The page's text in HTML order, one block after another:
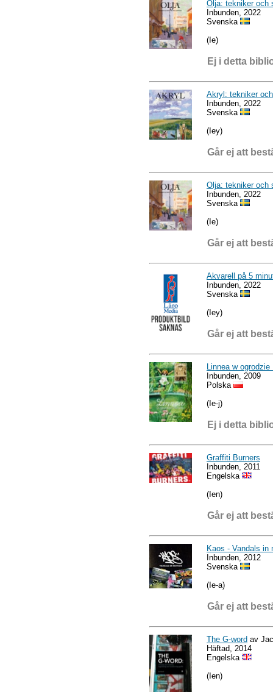
Olja: tekniker och
Inbunden, 2022
Svenska
(Ie)
Ej i detta
Akryl: tekniker
Inbunden, 2022
Svenska
(Iey)
Går ej att
Olja: tekniker och
Inbunden, 2022
Svenska
(Ie)
Går ej att
Akvarell på 5
Inbunden, 2022
Svenska
(Iey)
Går ej att
Linnea w
Inbunden, 2009
Polska
(Ie-j)
Ej i detta
Graffiti Burners
Inbunden, 2011
Engelska
(Ien)
Går ej att
Kaos - Vandals in
Inbunden, 2012
Svenska
(Ie-a)
Går ej att
The G-word av
Häftad, 2014
Engelska
(Ien)